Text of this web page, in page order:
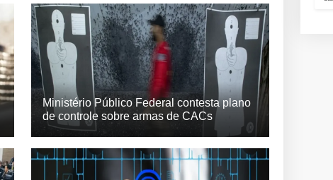
Ministério Público Federal contesta plano
de controle sobre armas de CACs